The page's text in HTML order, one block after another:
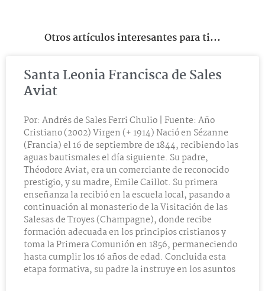
Otros artículos interesantes para ti...
Santa Leonia Francisca de Sales
Aviat
Por: Andrés de Sales Ferri Chulio | Fuente: Año
Cristiano (2002) Virgen (+ 1914) Nació en Sézanne
(Francia) el 16 de septiembre de 1844, recibiendo las
aguas bautismales el día siguiente. Su padre,
Théodore Aviat, era un comerciante de reconocido
prestigio, y su madre, Emile Caillot. Su primera
enseñanza la recibió en la escuela local, pasando a
continuación al monasterio de la Visitación de las
Salesas de Troyes (Champagne), donde recibe
formación adecuada en los principios cristianos y
toma la Primera Comunión en 1856, permaneciendo
hasta cumplir los 16 años de edad. Concluida esta
etapa formativa, su padre la instruye en los asuntos